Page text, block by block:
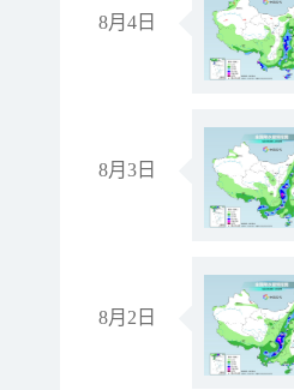
8月4日
8月3日
8月2日